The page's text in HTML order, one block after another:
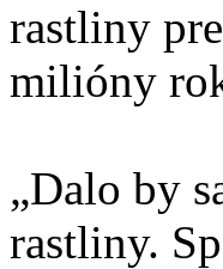
rastliny
milióny
„Dalo by
rastliny.